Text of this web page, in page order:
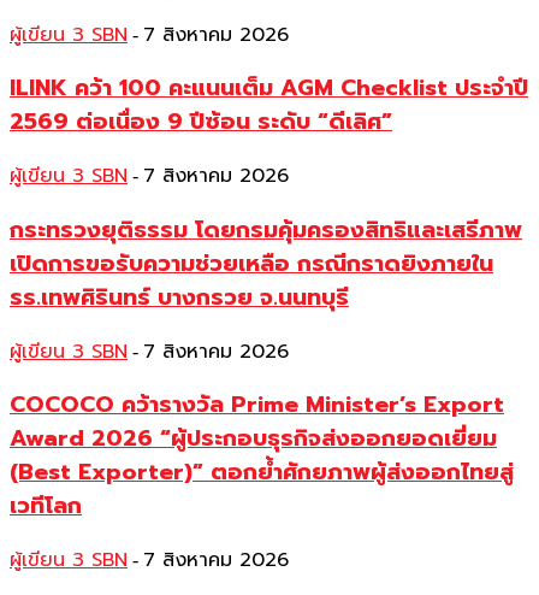
ผู้เขียน 3 SBN - 7 สิงหาคม 2026
ILINK คว้า 100 คะแนนเต็ม AGM Checklist ประจำปี
2569 ต่อเนื่อง 9 ปีซ้อน ระดับ “ดีเลิศ”
ผู้เขียน 3 SBN - 7 สิงหาคม 2026
กระทรวงยุติธรรม โดยกรมคุ้มครองสิทธิและเสรีภาพ
เปิดการขอรับความช่วยเหลือ กรณีกราดยิงภายใน
รร.เทพศิรินทร์ บางกรวย จ.นนทบุรี
ผู้เขียน 3 SBN - 7 สิงหาคม 2026
COCOCO คว้ารางวัล Prime Minister’s Export
Award 2026 “ผู้ประกอบธุรกิจส่งออกยอดเยี่ยม
(Best Exporter)” ตอกย้ำศักยภาพผู้ส่งออกไทยสู่
เวทีโลก
ผู้เขียน 3 SBN - 7 สิงหาคม 2026